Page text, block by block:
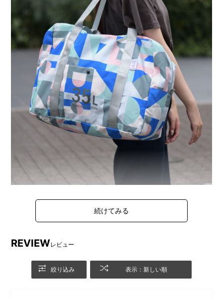
機内持ち込みできる大容量サイズのボストンバッグ。
荷物の重さによって使い分けできる手持ち・肩掛けの
背面はキャリーハンドルに通して固定できる機能とポケ
前面はポケットにスナップボタンを付けることで物を落
としにくく、
REVIEWレビュー
絞り込み 表示：新しい順